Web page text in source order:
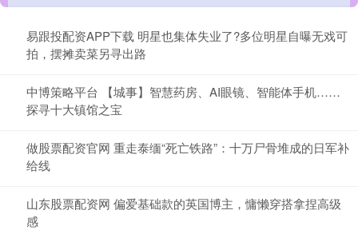
易跟投配资APP下载 明星也集体失业了?多位明星自曝无戏可
拍，摆摊卖菜另寻出路
中博策略平台 【城事】智慧药房、AI眼镜、智能体手机……
探寻十大镇馆之宝
做股票配资官网 重走泰缅“死亡铁路”：十万尸骨堆成的日军补
给线
山东股票配资网 偏爱基础款的英国博主，慵懒穿搭拿捏高级
感